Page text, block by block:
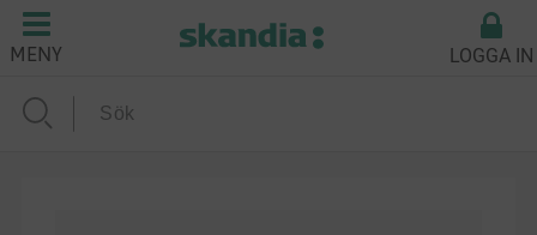
MENY LOGGA IN